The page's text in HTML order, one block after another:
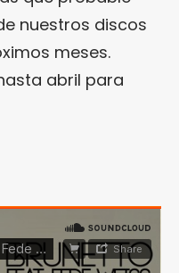
nuestros discos
meses.
abril para